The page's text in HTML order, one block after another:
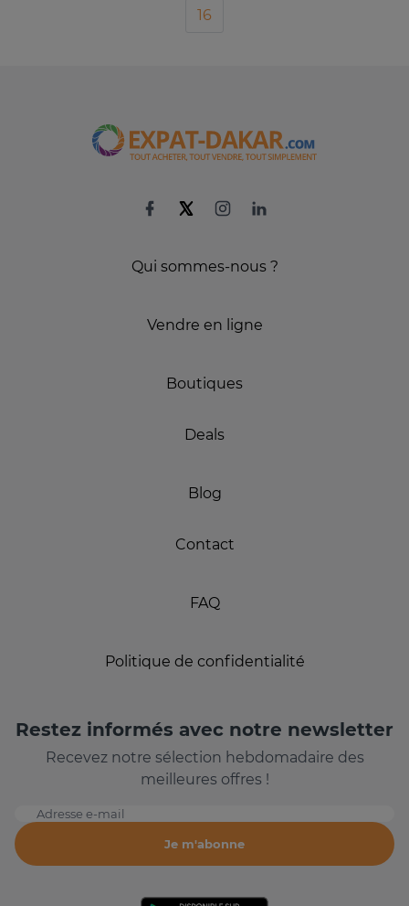
16
Qui sommes-nous ?
Vendre en ligne
Boutiques
Deals
Blog
Contact
FAQ
Politique de confidentialité
Restez informés avec notre newsletter
Recevez notre sélection hebdomadaire des
meilleures offres !
Adresse e-mail
Je m'abonne